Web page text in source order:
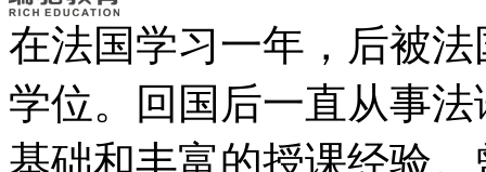
在法国学习一年，后被
学位。回国后一直从事
基础和丰富的授课经验